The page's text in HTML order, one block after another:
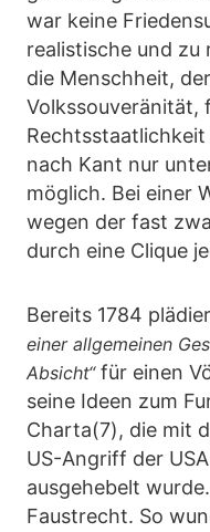
war keine
realistische und zu
die Menschheit,
Volkssouveränität,
Rechtsstaatlichkeit
nach Kant nur
möglich. Bei einer
wegen der fast
durch eine Clique
Bereits 1784
einer allgemeinen
Absicht“für einen
seine Ideen zum
Charta(7), die mit
US-Angriff der
ausgehebelt
Faustrecht. So